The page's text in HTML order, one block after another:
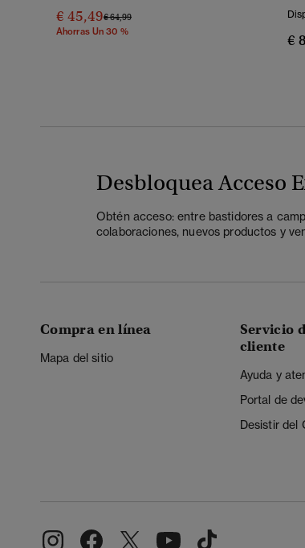
€ 45,49Precio Rebajado De
€ 64,99A
Ahorras Un 30 %
€
Desbloquea Acceso
Obtén acceso: entre bastidores a
colaboraciones, nuevos productos y
Compra en línea
Mapa del sitio
Servicio
cliente
Ayuda y
Portal de
Desistir del